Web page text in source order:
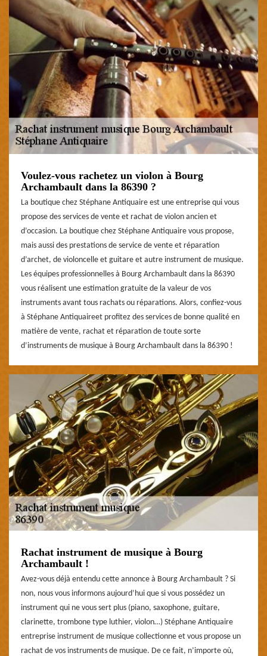
Voulez-vous rachetez un violon à Bourg
Archambault dans la 86390 ?
La boutique chez Stéphane Antiquaire est une entreprise qui vous
propose des services de vente et rachat de violon ancien et
d’occasion. La boutique chez Stéphane Antiquaire vous propose,
mais aussi des prestations de service de vente et réparation
d’archet, de violoncelle et guitare et autre instrument de musique.
Les équipes professionnelles à Bourg Archambault dans la 86390
vous réalisent une estimation gratuite de la valeur de vos
instruments avant tous rachats ou réparations. Alors, confiez-vous
à Stéphane Antiquaireet profitez des services de bonne qualité en
matière de vente, rachat et réparation de toute sorte
d’instruments de musique à Bourg Archambault dans la 86390 !
Rachat instrument de musique à Bourg
Archambault !
Avez-vous déjà entendu cette annonce à Bourg Archambault ? Si
non, nous vous informons aujourd’hui que si vous possédez un
instrument qui ne vous sert plus (piano, saxophone, guitare,
clarinette, trombone type luthier, violon…) Stéphane Antiquaire
entreprise instrument de musique collectionne et vous propose un
rachat de vos instruments de musique. De ce fait, n’importe où,